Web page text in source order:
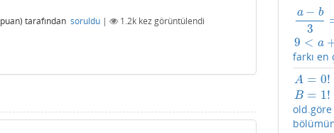
puan) tarafından soruldu | 1.2k kez görüntülendi
a − b
3
9 < a
b3
farkı en
A = 0!
B = 1!
A= 2!+
old.göre